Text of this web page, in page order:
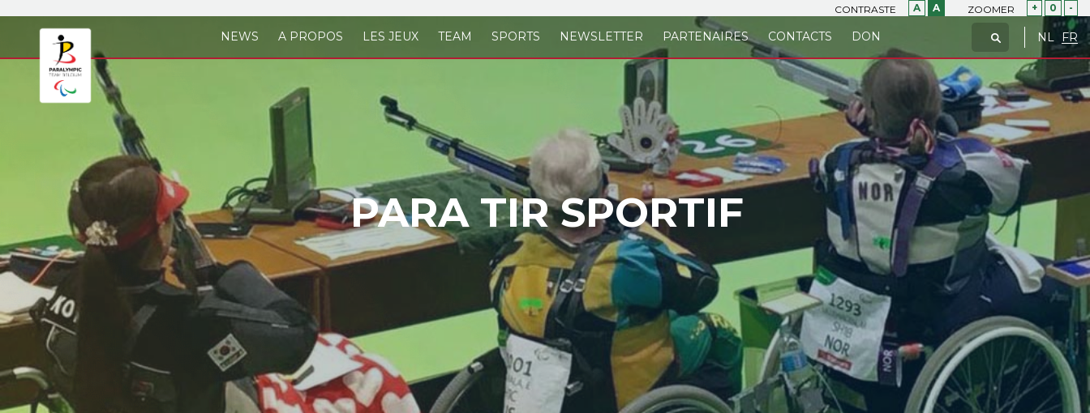
CONTRASTE A A ZOOMER + 0 -
NL FR
NEWS A PROPOS LES JEUX TEAM SPORTS NEWSLETTER PARTENAIRES CONTACTS DON
PARA TIR SPORTIF